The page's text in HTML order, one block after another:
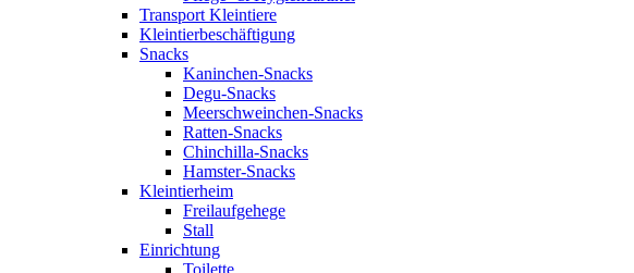
Transport Kleintiere
Kleintierbeschäftigung
Snacks
Kaninchen-Snacks
Degu-Snacks
Meerschweinchen-Snacks
Ratten-Snacks
Chinchilla-Snacks
Hamster-Snacks
Kleintierheim
Freilaufgehege
Stall
Einrichtung
Toilette